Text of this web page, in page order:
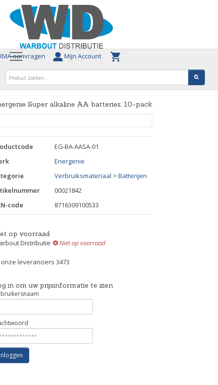
aanvragen Mijn Account
Super alkaline AA batteries, 10-pack
EG-BA-AASA-01
Energenie
Verbruiksmateriaal > Batterijen
00021842
code
8716309100533
op voorraad
Distributie
Niet op voorraad
onze leveranciers 3473
in om uw prijsinformatie te zien